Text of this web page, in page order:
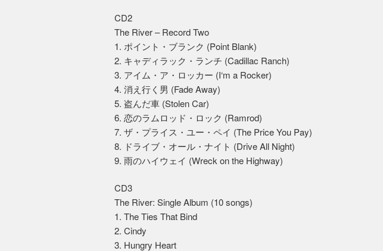
CD2
The River – Record Two
1. ポイント・ブランク (Point Blank)
2. キャディラック・ランチ (Cadillac Ranch)
3. アイム・ア・ロッカー (I‘m a Rocker)
4. 消え行く男 (Fade Away)
5. 盗んだ車 (Stolen Car)
6. 恋のラムロッド・ロック (Ramrod)
7. ザ・プライス・ユー・ペイ (The Price You Pay)
8. ドライブ・オール・ナイト (Drive All Night)
9. 雨のハイウェイ (Wreck on the Highway)
CD3
The River: Single Album (10 songs)
1. The Ties That Bind
2. Cindy
3. Hungry Heart